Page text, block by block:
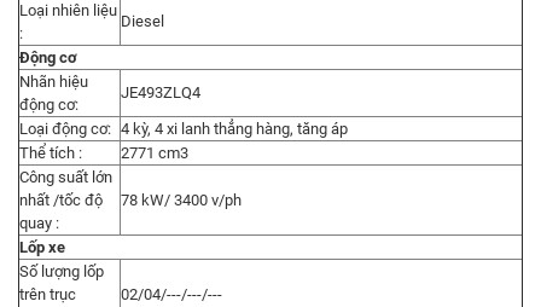
Loại nhiên liệu
:
Diesel
Động cơ
Nhãn hiệu
động cơ:
JE493ZLQ4
Loại động cơ: 4 kỳ, 4 xi lanh thẳng hàng, tăng áp
Thể tích :
2771 cm3
Công suất lớn
nhất /tốc độ
quay :
78 kW/ 3400 v/ph
Lốp xe
Số lượng lốp
trên trục
02/04/---/---/---